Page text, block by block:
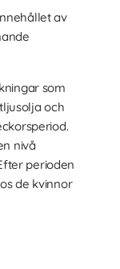
av
som
och
nivå
perioden
de kvinnor